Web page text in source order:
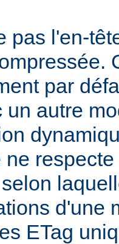
pas l'en-
par
un autre
ne
d'une
ETag